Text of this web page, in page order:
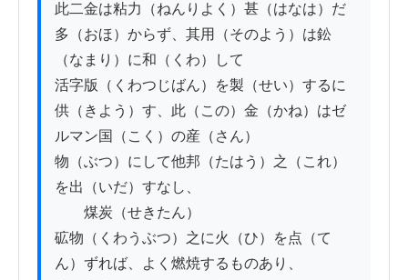
此二金は粘力（ねんりよく）甚（はなは）だ
多（おほ）からず、其用（そのよう）は鈆
（なまり）に和（くわ）して
活字版（くわつじばん）を製（せい）するに
供（きよう）す、此（この）金（かね）はゼ
ルマン国（こく）の産（さん）
物（ぶつ）にして他邦（たはう）之（これ）
を出（いだ）すなし、
煤炭（せきたん）
砿物（くわうぶつ）之に火（ひ）を点（て
ん）ずれば、よく燃焼するものあり、